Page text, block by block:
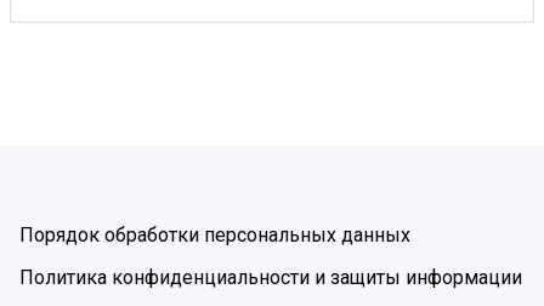
Порядок обработки персональных данных
Политика конфиденциальности и защиты информации